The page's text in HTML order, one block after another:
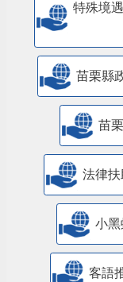
特殊境
苗栗縣
苗
法律
小黑
客語